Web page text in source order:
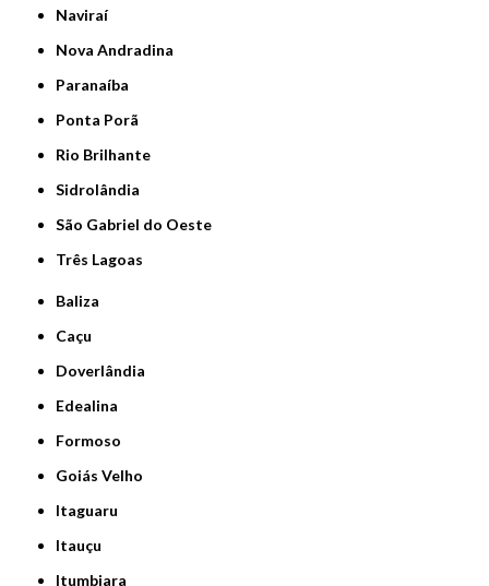
Naviraí
Nova Andradina
Paranaíba
Ponta Porã
Rio Brilhante
Sidrolândia
São Gabriel do Oeste
Três Lagoas
Baliza
Caçu
Doverlândia
Edealina
Formoso
Goiás Velho
Itaguaru
Itauçu
Itumbiara